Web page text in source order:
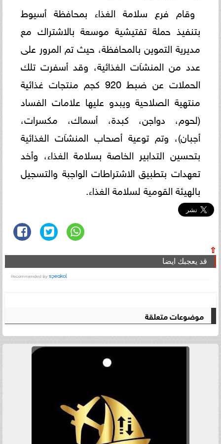
وقام فرع سلامة الغذاء بمحافظة أسيوط
بتنفيذ حملة تفتيشية موسعة بالاشتراك مع
مديرية التموين بالمحافظة، حيث تم المرور على
عدد من المنشآت الغذائية، وقد أسفرت تلك
الحملات عن ضبط 920 كجم منتجات غذائية
منتهية الصلاحية ويبدو عليها علامات الفساد
(لحوم، دواجن، كبدة، أسماك، مكسرات،
أجبان)، وتم توعية أصحاب المنشآت الغذائية
بتحسين التدابير الخاصة بسلامة الغذاء، وأخد
تعهدات بتطبيق الاشتراطات الواجبة والتسجيل
بالهيئة القومية لسلامة الغذاء.
⇧
قد يعجبك ايضا
موضوعات متعلقة